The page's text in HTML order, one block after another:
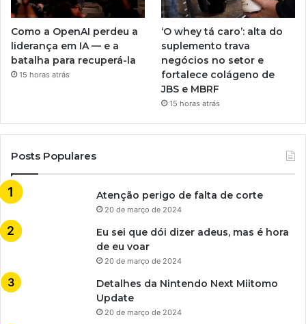
Como a OpenAI perdeu a
liderança em IA — e a
batalha para recuperá-la
15 horas atrás
‘O whey tá caro’: alta do
suplemento trava
negócios no setor e
fortalece colágeno de
JBS e MBRF
15 horas atrás
Posts Populares
Atenção perigo de falta de corte
20 de março de 2024
Eu sei que dói dizer adeus, mas é hora
de eu voar
20 de março de 2024
Detalhes da Nintendo Next Miitomo
Update
20 de março de 2024